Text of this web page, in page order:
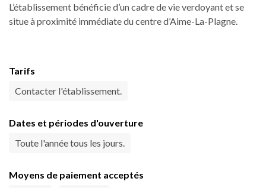
L’établissement bénéficie d’un cadre de vie verdoyant et se
situe à proximité immédiate du centre d’Aime-La-Plagne.
Tarifs
Contacter l'établissement.
Dates et périodes d'ouverture
Toute l'année tous les jours.
Moyens de paiement acceptés